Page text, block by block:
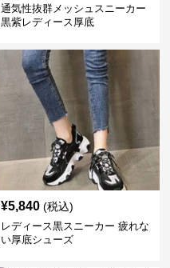
通気性抜群メッシュスニーカー
黒紫レディース厚底
¥5,840 (税込)
レディース黒スニーカー 疲れな
い厚底シューズ